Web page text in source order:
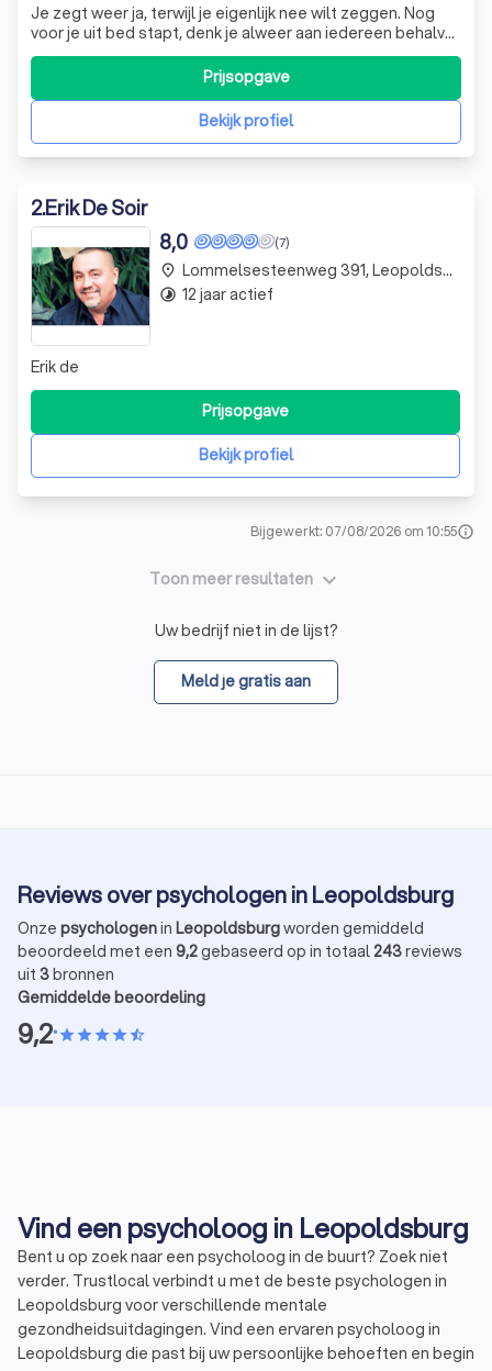
Je zegt weer ja, terwijl je eigenlijk nee wilt zeggen. Nog
voor je uit bed stapt, denk je alweer aan iedereen behalve
aan jezelf.
Bekijk profiel
Prijsopgave
2.Erik De Soir
(7)
8,0
Erik de
Bekijk profiel
Prijsopgave
place Lommelsesteenweg 391, Leopoldsburg
timelapse 12 jaar actief
Bijgewerkt: 07/08/2026 om 10:55info
Toon meer resultaten keyboard_arrow_down
Uw bedrijf niet in de lijst?
Meld je gratis aan
Reviews over psychologen in Leopoldsburg
Onze psychologenin Leopoldsburgworden gemiddeld
beoordeeld met een 9,2gebaseerd op in totaal243reviews
uit 3bronnen
Gemiddelde beoordeling
9,2•starstarstarstarstar_half
Vind een psycholoog in Leopoldsburg
Bent u op zoek naar een psycholoog in de buurt? Zoek niet
verder. Trustlocal verbindt u met de beste psychologen in
Leopoldsburg voor verschillende mentale
gezondheidsuitdagingen. Vind een ervaren psycholoog in
Leopoldsburg die past bij uw persoonlijke behoeften en begin